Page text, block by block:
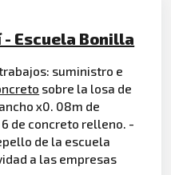
Escuela Bonilla
suministro e
sobre la losa de
x0. 08m de
de concreto relleno. -
de la escuela
a las empresas